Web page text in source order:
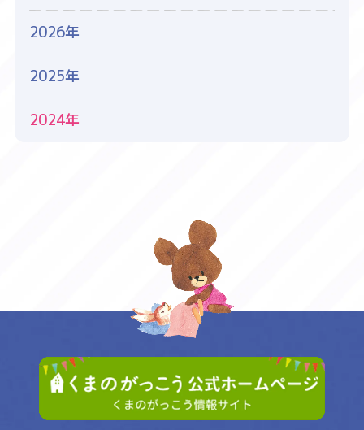
2026年
2025年
2024年